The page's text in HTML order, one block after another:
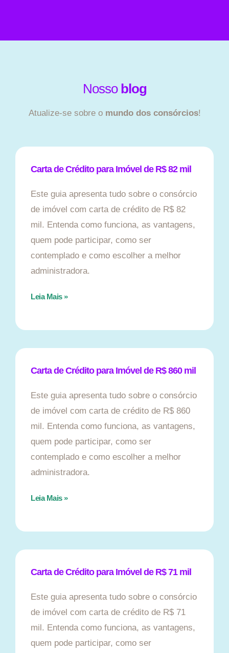
Nosso blog
Atualize-se sobre o mundo dos consórcios!
Carta de Crédito para Imóvel de R$ 82 mil
Este guia apresenta tudo sobre o consórcio
de imóvel com carta de crédito de R$ 82
mil. Entenda como funciona, as vantagens,
quem pode participar, como ser
contemplado e como escolher a melhor
administradora.
Leia Mais »
Carta de Crédito para Imóvel de R$ 860 mil
Este guia apresenta tudo sobre o consórcio
de imóvel com carta de crédito de R$ 860
mil. Entenda como funciona, as vantagens,
quem pode participar, como ser
contemplado e como escolher a melhor
administradora.
Leia Mais »
Carta de Crédito para Imóvel de R$ 71 mil
Este guia apresenta tudo sobre o consórcio
de imóvel com carta de crédito de R$ 71
mil. Entenda como funciona, as vantagens,
quem pode participar, como ser